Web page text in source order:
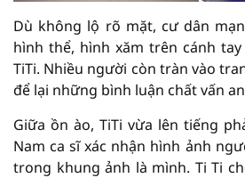
Dù không lộ rõ mặt, cư dân
hình thể, hình xăm trên cánh
TiTi. Nhiều người còn tràn vào
để lại những bình luận chất vấn
Giữa ồn ào, TiTi vừa lên tiếng
Nam ca sĩ xác nhận hình ảnh
trong khung ảnh là mình. Ti Ti